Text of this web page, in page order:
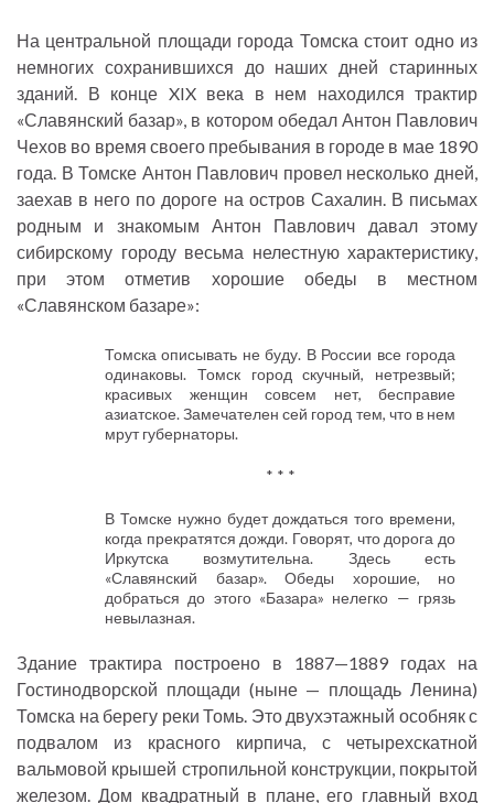
На центральной площади города Томска стоит одно из
немногих сохранившихся до наших дней старинных
зданий. В конце XIX века в нем находился трактир
«Славянский базар», в котором обедал Антон Павлович
Чехов во время своего пребывания в городе в мае 1890
года. В Томске Антон Павлович провел несколько дней,
заехав в него по дороге на остров Сахалин. В письмах
родным и знакомым Антон Павлович давал этому
сибирскому городу весьма нелестную характеристику,
при этом отметив хорошие обеды в местном
«Славянском базаре»:
Томска описывать не буду. В России все города
одинаковы. Томск город скучный, нетрезвый;
красивых женщин совсем нет, бесправие
азиатское. Замечателен сей город тем, что в нем
мрут губернаторы.
* * *
В Томске нужно будет дождаться того времени,
когда прекратятся дожди. Говорят, что дорога до
Иркутска возмутительна. Здесь есть
«Славянский базар». Обеды хорошие, но
добраться до этого «Базара» нелегко — грязь
невылазная.
Здание трактира построено в 1887—1889 годах на
Гостинодворской площади (ныне — площадь Ленина)
Томска на берегу реки Томь. Это двухэтажный особняк с
подвалом из красного кирпича, с четырехскатной
вальмовой крышей стропильной конструкции, покрытой
железом. Дом квадратный в плане, его главный вход